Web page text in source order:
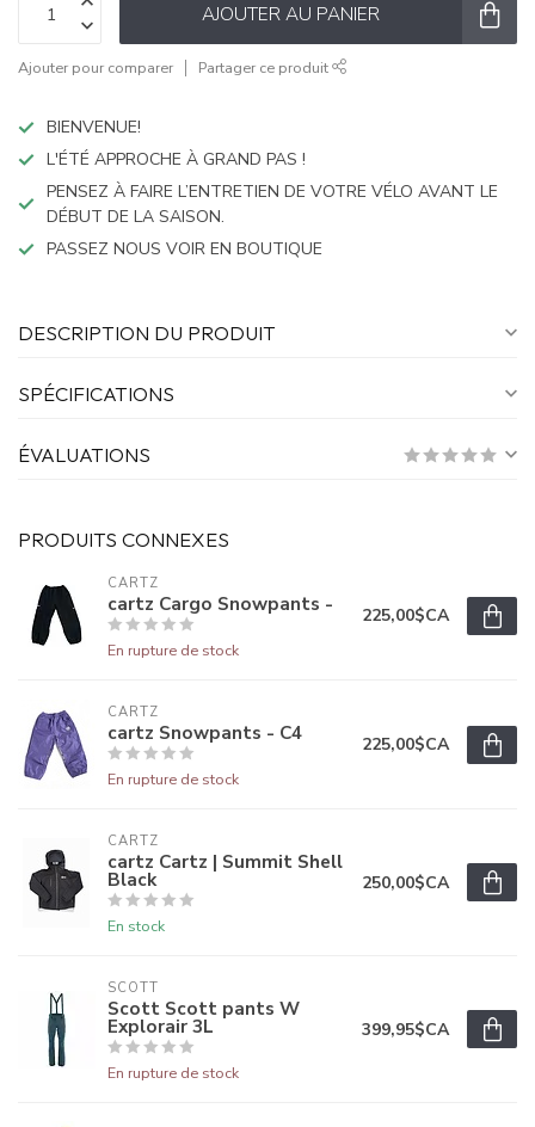
AJOUTER AU PANIER
Ajouter pour comparer Partager ce produit
BIENVENUE!
L'ÉTÉ APPROCHE À GRAND PAS !
PENSEZ À FAIRE L’ENTRETIEN DE VOTRE VÉLO AVANT LE
DÉBUT DE LA SAISON.
PASSEZ NOUS VOIR EN BOUTIQUE
DESCRIPTION DU PRODUIT
SPÉCIFICATIONS
ÉVALUATIONS
PRODUITS CONNEXES
CARTZ
cartz Cargo Snowpants -
En rupture de stock
225,00$CA
CARTZ
cartz Snowpants - C4
En rupture de stock
225,00$CA
CARTZ
cartz Cartz | Summit Shell
Black
En stock
250,00$CA
SCOTT
Scott Scott pants W
Explorair 3L
En rupture de stock
399,95$CA